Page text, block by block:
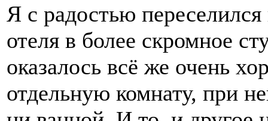
Я с радостью
отеля в более скромное
оказалось всё же очень
отдельную комнату, при